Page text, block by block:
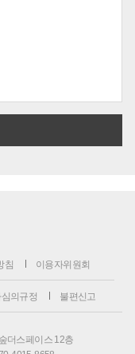
침 이용자위원회
의규정 불편신고
더스페이스 12층